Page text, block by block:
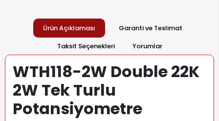
Ürün Açıklaması
Garanti ve Teslimat
Taksit Seçenekleri
Yorumlar
WTH118-2W Double 22K
2W Tek Turlu
Potansiyometre